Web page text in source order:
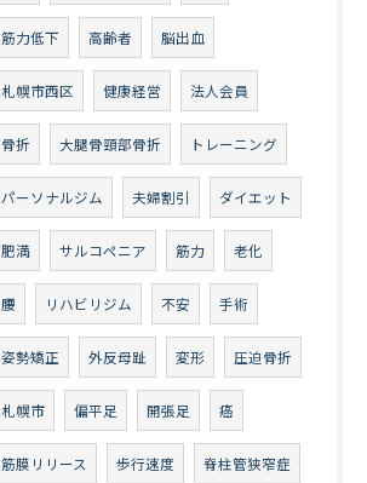
筋力低下 高齢者 脳出血
札幌市西区 健康経営 法人会員
骨折 大腿骨頸部骨折 トレーニング
パーソナルジム 夫婦割引 ダイエット
肥満 サルコペニア 筋力 老化
腰 リハビリジム 不安 手術
姿勢矯正 外反母趾 変形 圧迫骨折
札幌市 偏平足 開張足 癌
筋膜リリース 歩行速度 脊柱管狭窄症